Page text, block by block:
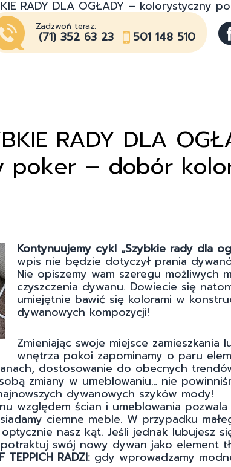
Zadzwoń teraz:
(71) 352 63 23 501 148 510
RADY DLA OGŁADY – kolorystyczny
RADY DLA
poker – dobór
Kontynuujemy cykl „Szybkie rady dla
wpis nie będzie dotyczył prania
Nie opiszemy wam szeregu możliwych
czyszczenia dywanu. Dowiecie się
umiejętnie bawić się kolorami w
dywanowych kompozycji!
Zmieniając swoje miejsce zamieszkania
wnętrza pokoi zapominamy o paru
dostosowanie do obecnych
zmiany w umeblowaniu… nie
dywanowych szyków mody!
względem ścian i umeblowania
ciemne meble. W przypadku
nasz kąt. Jeśli jednak lubujesz
swój nowy dywan jako element
TEPPICH RADZI: gdy wprowadzamy